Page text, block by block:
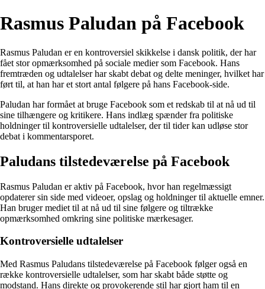
Rasmus Paludan på Facebook
Rasmus Paludan er en kontroversiel skikkelse i dansk politik, der har
fået stor opmærksomhed på sociale medier som Facebook. Hans
fremtræden og udtalelser har skabt debat og delte meninger, hvilket har
ført til, at han har et stort antal følgere på hans Facebook-side.
Paludan har formået at bruge Facebook som et redskab til at nå ud til
sine tilhængere og kritikere. Hans indlæg spænder fra politiske
holdninger til kontroversielle udtalelser, der til tider kan udløse stor
debat i kommentarsporet.
Paludans tilstedeværelse på Facebook
Rasmus Paludan er aktiv på Facebook, hvor han regelmæssigt
opdaterer sin side med videoer, opslag og holdninger til aktuelle emner.
Han bruger mediet til at nå ud til sine følgere og tiltrække
opmærksomhed omkring sine politiske mærkesager.
Kontroversielle udtalelser
Med Rasmus Paludans tilstedeværelse på Facebook følger også en
række kontroversielle udtalelser, som har skabt både støtte og
modstand. Hans direkte og provokerende stil har gjort ham til en